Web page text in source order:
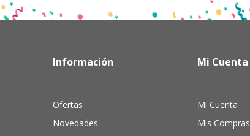
Información
Ofertas
Novedades
Mi Cuenta
Mi Cuenta
Mis Compras